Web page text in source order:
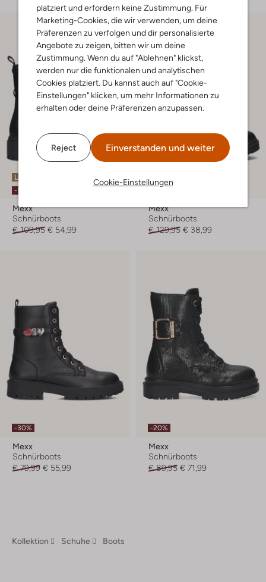
platziert und erfordern keine Zustimmung. Für
Marketing-Cookies, die wir verwenden, um deine
Präferenzen zu verfolgen und dir personalisierte
Angebote zu zeigen, bitten wir um deine
Zustimmung. Wenn du auf "Ablehnen" klickst,
werden nur die funktionalen und analytischen
Cookies platziert. Du kannst auch auf "Cookie-
Einstellungen" klicken, um mehr Informationen zu
erhalten oder deine Präferenzen anzupassen.
Reject Einverstanden und weiter
Cookie-Einstellungen
Letzte Größen
-50%
Mexx
Schnürboots
€ 109,95 € 54,99
Mexx
Schnürboots
€ 129,95 € 38,99
-30%
Mexx
Schnürboots
€ 79,99 € 55,99
-20%
Mexx
Schnürboots
€ 89,95 € 71,99
Kollektion Schuhe Boots